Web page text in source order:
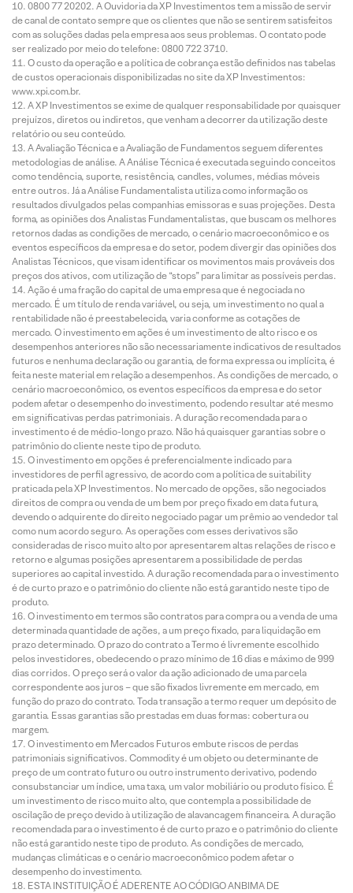
0800 77 20202. A Ouvidoria da XP Investimentos tem a missão de servir
de canal de contato sempre que os clientes que não se sentirem satisfeitos
com as soluções dadas pela empresa aos seus problemas. O contato pode
ser realizado por meio do telefone: 0800 722 3710.
O custo da operação e a política de cobrança estão definidos nas tabelas
de custos operacionais disponibilizadas no site da XP Investimentos:
www.xpi.com.br.
A XP Investimentos se exime de qualquer responsabilidade por quaisquer
prejuízos, diretos ou indiretos, que venham a decorrer da utilização deste
relatório ou seu conteúdo.
A Avaliação Técnica e a Avaliação de Fundamentos seguem diferentes
metodologias de análise. A Análise Técnica é executada seguindo conceitos
como tendência, suporte, resistência, candles, volumes, médias móveis
entre outros. Já a Análise Fundamentalista utiliza como informação os
resultados divulgados pelas companhias emissoras e suas projeções. Desta
forma, as opiniões dos Analistas Fundamentalistas, que buscam os melhores
retornos dadas as condições de mercado, o cenário macroeconômico e os
eventos específicos da empresa e do setor, podem divergir das opiniões dos
Analistas Técnicos, que visam identificar os movimentos mais prováveis dos
preços dos ativos, com utilização de “stops” para limitar as possíveis perdas.
Ação é uma fração do capital de uma empresa que é negociada no
mercado. É um título de renda variável, ou seja, um investimento no qual a
rentabilidade não é preestabelecida, varia conforme as cotações de
mercado. O investimento em ações é um investimento de alto risco e os
desempenhos anteriores não são necessariamente indicativos de resultados
futuros e nenhuma declaração ou garantia, de forma expressa ou implícita, é
feita neste material em relação a desempenhos. As condições de mercado, o
cenário macroeconômico, os eventos específicos da empresa e do setor
podem afetar o desempenho do investimento, podendo resultar até mesmo
em significativas perdas patrimoniais. A duração recomendada para o
investimento é de médio-longo prazo. Não há quaisquer garantias sobre o
patrimônio do cliente neste tipo de produto.
O investimento em opções é preferencialmente indicado para
investidores de perfil agressivo, de acordo com a política de suitability
praticada pela XP Investimentos. No mercado de opções, são negociados
direitos de compra ou venda de um bem por preço fixado em data futura,
devendo o adquirente do direito negociado pagar um prêmio ao vendedor tal
como num acordo seguro. As operações com esses derivativos são
consideradas de risco muito alto por apresentarem altas relações de risco e
retorno e algumas posições apresentarem a possibilidade de perdas
superiores ao capital investido. A duração recomendada para o investimento
é de curto prazo e o patrimônio do cliente não está garantido neste tipo de
produto.
O investimento em termos são contratos para compra ou a venda de uma
determinada quantidade de ações, a um preço fixado, para liquidação em
prazo determinado. O prazo do contrato a Termo é livremente escolhido
pelos investidores, obedecendo o prazo mínimo de 16 dias e máximo de 999
dias corridos. O preço será o valor da ação adicionado de uma parcela
correspondente aos juros – que são fixados livremente em mercado, em
função do prazo do contrato. Toda transação a termo requer um depósito de
garantia. Essas garantias são prestadas em duas formas: cobertura ou
margem.
O investimento em Mercados Futuros embute riscos de perdas
patrimoniais significativos. Commodity é um objeto ou determinante de
preço de um contrato futuro ou outro instrumento derivativo, podendo
consubstanciar um índice, uma taxa, um valor mobiliário ou produto físico. É
um investimento de risco muito alto, que contempla a possibilidade de
oscilação de preço devido à utilização de alavancagem financeira. A duração
recomendada para o investimento é de curto prazo e o patrimônio do cliente
não está garantido neste tipo de produto. As condições de mercado,
mudanças climáticas e o cenário macroeconômico podem afetar o
desempenho do investimento.
ESTA INSTITUIÇÃO É ADERENTE AO CÓDIGO ANBIMA DE